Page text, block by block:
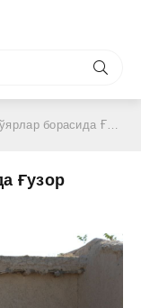
Ғузор ҳокимлигидан садо чиқди
Ғузор